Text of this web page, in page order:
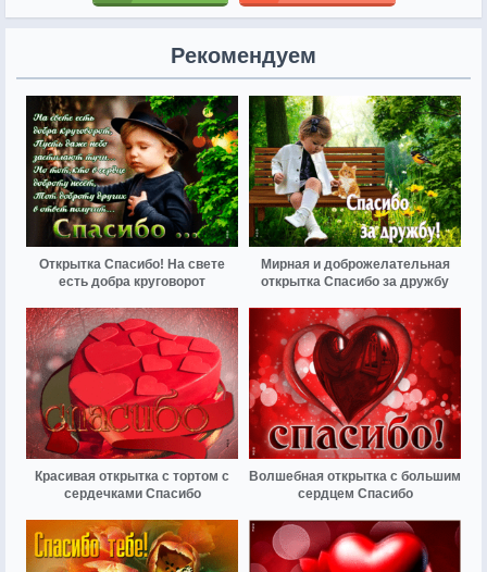
Рекомендуем
Открытка Спасибо! На свете
есть добра круговорот
Мирная и доброжелательная
открытка Спасибо за дружбу
Красивая открытка с тортом с
сердечками Спасибо
Волшебная открытка с большим
сердцем Спасибо